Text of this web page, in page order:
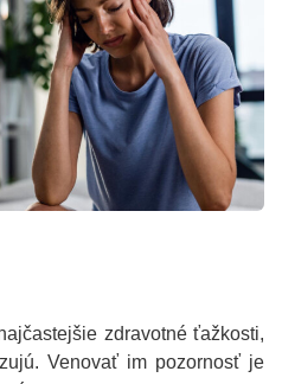
zdravotné ťažkosti,
Venovať im pozornosť je